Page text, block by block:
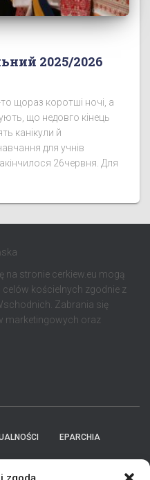
2025/2026
щораз коротші ночі, а
що недовго кінець
канікули й
для учнів
26червня. Для
na stronie cerkiew.eu mogą
celów kościelnych zgodnie z
Zabrania się
marketingowych oraz
EPARCHIA